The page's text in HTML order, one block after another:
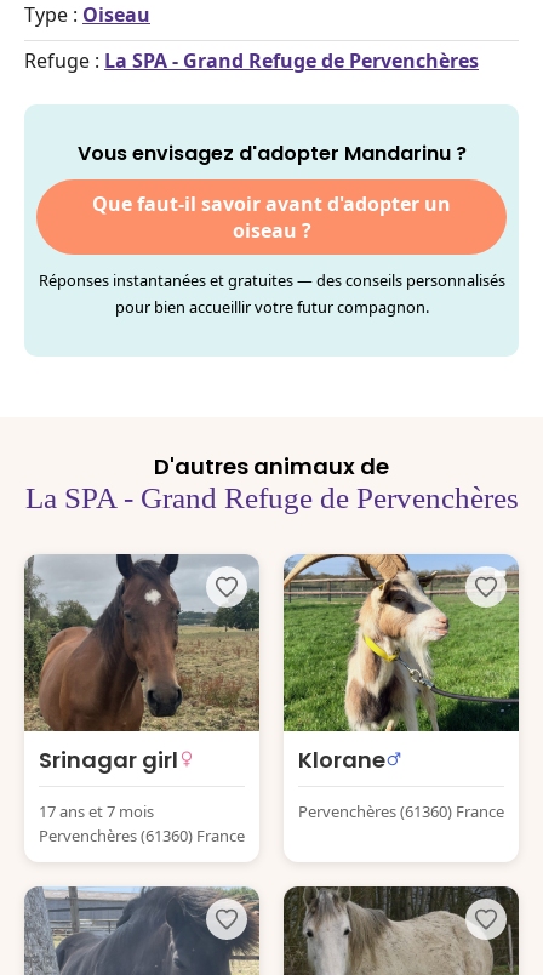
Type : Oiseau
Refuge : La SPA - Grand Refuge de Pervenchères
Vous envisagez d'adopter Mandarinu ?
Que faut-il savoir avant d'adopter un
oiseau ?
Réponses instantanées et gratuites — des conseils personnalisés
pour bien accueillir votre futur compagnon.
D'autres animaux de
La SPA - Grand Refuge de Pervenchères
Srinagar girl
17 ans et 7 mois
Pervenchères (61360) France
Klorane
Pervenchères (61360) France